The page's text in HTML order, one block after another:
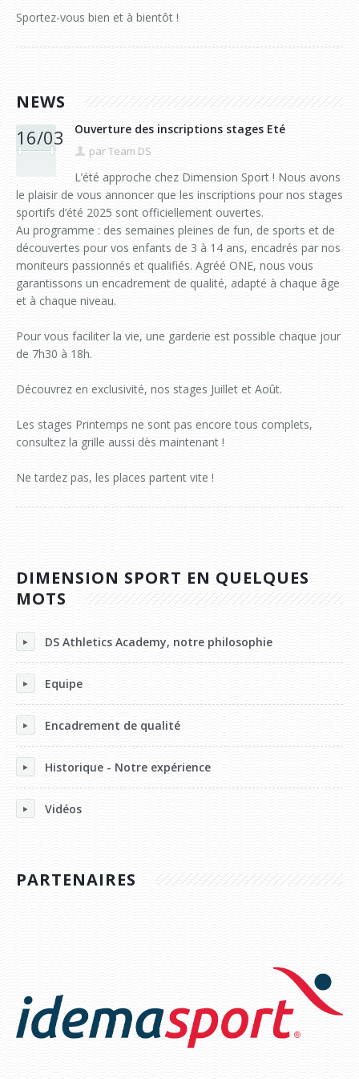
Toussaint
Noël & Nouvel An
KIN-BALL® (initiation)
Tchouk ball
Préparation Physique (primaire et fondamental)
Préparation Physique (secondaire)
Préparation physique (vidéos)
You.Fo - Cardiogoal - Trangleball
Sportez-vous bien et à bientôt !
NEWS
16/03 Ouverture des inscriptions stages Eté
par Team DS
L’été approche chez Dimension Sport ! Nous avons
le plaisir de vous annoncer que les inscriptions pour nos stages
sportifs d’été 2025 sont officiellement ouvertes.
Au programme : des semaines pleines de fun, de sports et de
découvertes pour vos enfants de 3 à 14 ans, encadrés par nos
moniteurs passionnés et qualifiés. Agréé ONE, nous vous
garantissons un encadrement de qualité, adapté à chaque âge
et à chaque niveau.
Pour vous faciliter la vie, une garderie est possible chaque jour
de 7h30 à 18h.
Découvrez en exclusivité, nos stages Juillet et Août.
Les stages Printemps ne sont pas encore tous complets,
consultez la grille aussi dès maintenant !
Ne tardez pas, les places partent vite !
DIMENSION SPORT EN QUELQUES
MOTS
DS Athletics Academy, notre philosophie
Equipe
Encadrement de qualité
Historique - Notre expérience
Vidéos
PARTENAIRES